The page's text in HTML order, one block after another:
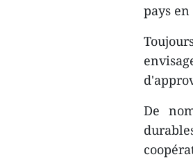
pays en
De